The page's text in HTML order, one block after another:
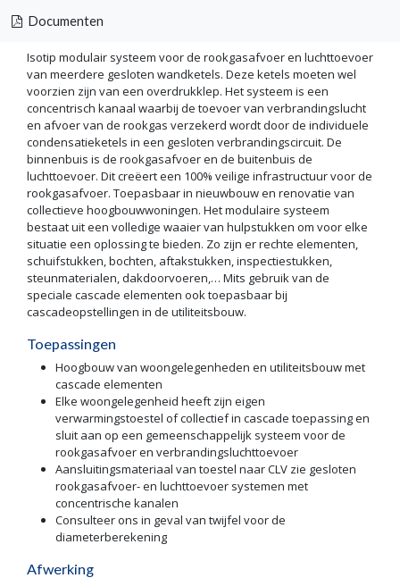
Documenten
Isotip modulair systeem voor de rookgasafvoer en luchttoevoer
van meerdere gesloten wandketels. Deze ketels moeten wel
voorzien zijn van een overdrukklep. Het systeem is een
concentrisch kanaal waarbij de toevoer van verbrandingslucht
en afvoer van de rookgas verzekerd wordt door de individuele
condensatieketels in een gesloten verbrandingscircuit. De
binnenbuis is de rookgasafvoer en de buitenbuis de
luchttoevoer. Dit creëert een 100% veilige infrastructuur voor de
rookgasafvoer. Toepasbaar in nieuwbouw en renovatie van
collectieve hoogbouwwoningen. Het modulaire systeem
bestaat uit een volledige waaier van hulpstukken om voor elke
situatie een oplossing te bieden. Zo zijn er rechte elementen,
schuifstukken, bochten, aftakstukken, inspectiestukken,
steunmaterialen, dakdoorvoeren,… Mits gebruik van de
speciale cascade elementen ook toepasbaar bij
cascadeopstellingen in de utiliteitsbouw.
Toepassingen
Hoogbouw van woongelegenheden en utiliteitsbouw met
cascade elementen
Elke woongelegenheid heeft zijn eigen
verwarmingstoestel of collectief in cascade toepassing en
sluit aan op een gemeenschappelijk systeem voor de
rookgasafvoer en verbrandingsluchttoevoer
Aansluitingsmateriaal van toestel naar CLV zie gesloten
rookgasafvoer- en luchttoevoer systemen met
concentrische kanalen
Consulteer ons in geval van twijfel voor de
diameterberekening
Afwerking